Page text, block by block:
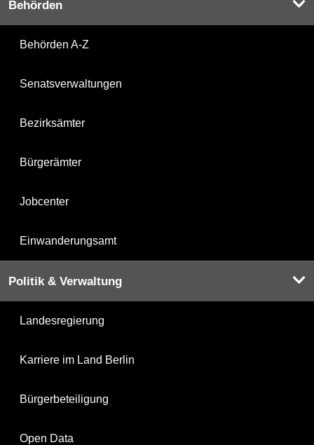
Behörden
Behörden A-Z
Senatsverwaltungen
Bezirksämter
Bürgerämter
Jobcenter
Einwanderungsamt
Politik & Verwaltung
Landesregierung
Karriere im Land Berlin
Bürgerbeteiligung
Open Data